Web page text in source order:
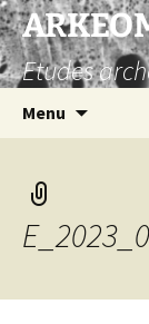
Aller
au
contenu
Etudes
Menu